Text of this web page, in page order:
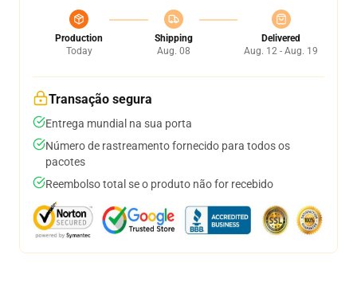
Production
Today
Shipping
Aug. 08
Delivered
Aug. 12 - Aug. 19
Transação segura
Entrega mundial na sua porta
Número de rastreamento fornecido para todos os
pacotes
Reembolso total se o produto não for recebido